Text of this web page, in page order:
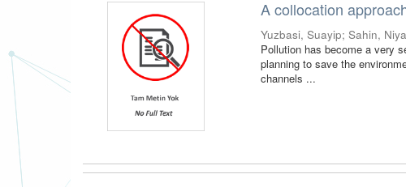
A collocation
Yuzbasi, Suayip;Sahin,
Pollution has become a very
planning to save the
channels ...